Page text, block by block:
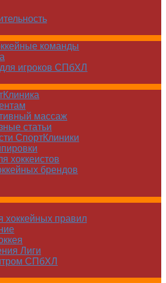
команды
игроков СПбХЛ
массаж
статьи
СпортКлиники
хоккеистов
брендов
хоккейных правил
Лиги
СПбХЛ